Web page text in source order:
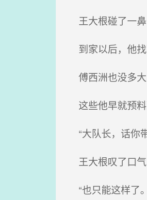
王大根碰了一鼻
到家以后，他找
傅西洲也没多大
这些他早就预料
“大队长，话你
王大根叹了口气
“也只能这样了